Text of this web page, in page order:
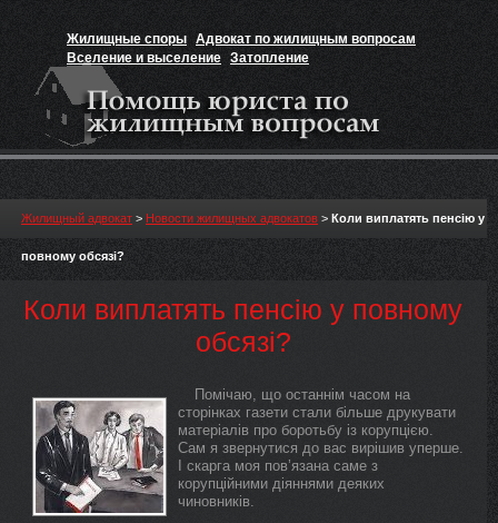
Жилищные споры Адвокат по жилищным вопросам
Вселение и выселение Затопление
Признание прав на жильё
Жилищный адвокат > Новости жилищных адвокатов > Коли виплатять пенсію у
повному обсязі?
Коли виплатять пенсію у повному
обсязі?
Помічаю, що останнім часом на
сторінках газети стали більше друкувати
матеріалів про боротьбу із корупцією.
Сам я звернутися до вас вирішив уперше.
І скарга моя пов’язана саме з
корупційними діяннями деяких
чиновників.